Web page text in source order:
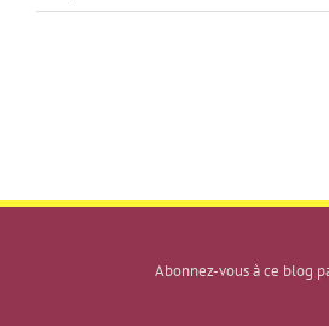
Abonnez-vous à ce blog